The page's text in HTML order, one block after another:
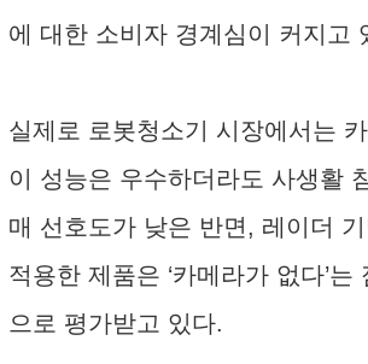
에 대한 소비자 경계심이 커지고
실제로 로봇청소기 시장에서는
이 성능은 우수하더라도 사생활
매 선호도가 낮은 반면, 레이더
적용한 제품은 ‘카메라가 없다’는
으로 평가받고 있다.